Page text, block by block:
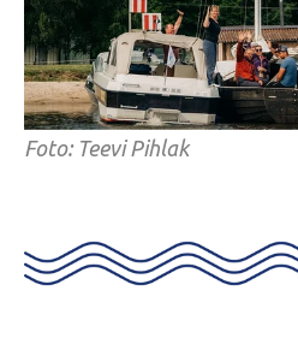
Foto: Teevi Pihlak